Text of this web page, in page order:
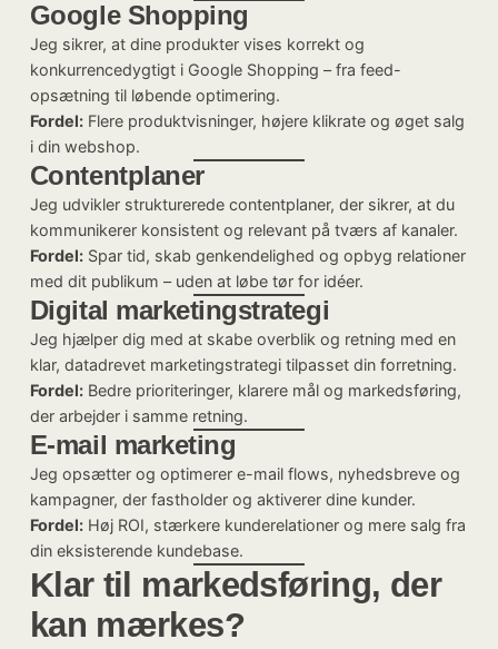
Google Shopping
Jeg sikrer, at dine produkter vises korrekt og
konkurrencedygtigt i Google Shopping – fra feed-
opsætning til løbende optimering.
Fordel:Flere produktvisninger, højere klikrate og øget salg
i din webshop.
Contentplaner
Jeg udvikler strukturerede contentplaner, der sikrer, at du
kommunikerer konsistent og relevant på tværs af kanaler.
Fordel:Spar tid, skab genkendelighed og opbyg relationer
med dit publikum – uden at løbe tør for idéer.
Digital marketingstrategi
Jeg hjælper dig med at skabe overblik og retning med en
klar, datadrevet marketingstrategi tilpasset din forretning.
Fordel:Bedre prioriteringer, klarere mål og markedsføring,
der arbejder i samme retning.
E-mail marketing
Jeg opsætter og optimerer e-mail flows, nyhedsbreve og
kampagner, der fastholder og aktiverer dine kunder.
Fordel:Høj ROI, stærkere kunderelationer og mere salg fra
din eksisterende kundebase.
Klar til markedsføring, der
kan mærkes?